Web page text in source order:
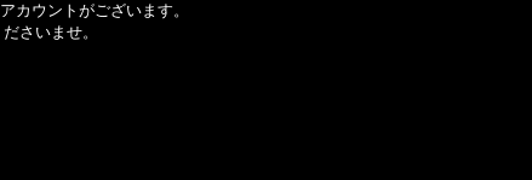
カウントがございます。
さいませ。